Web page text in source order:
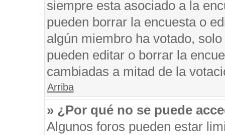
siempre esta asociado a la
pueden borrar la encuesta o
algún miembro ha votado,
pueden editar o borrar la
cambiadas a mitad de la
Arriba
» ¿Por qué no se puede
Algunos foros pueden estar